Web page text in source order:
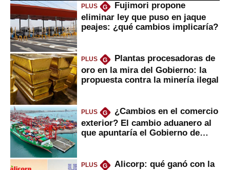
PLUS G
Fujimori propone
eliminar ley que puso en jaque
peajes: ¿qué cambios implicaría?
PLUS G
Plantas procesadoras de
oro en la mira del Gobierno: la
propuesta contra la minería ilegal
PLUS G
¿Cambios en el comercio
exterior? El cambio aduanero al
que apuntaría el Gobierno de
PLUS G
Alicorp: qué ganó con la